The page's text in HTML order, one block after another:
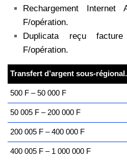
Rechargement
F/opération.
Duplicata reçu
F/opération.
Transfert d’argent sous-régional.
500 F – 50 000 F
50 005 F – 200 000 F
200 005 F – 400 000 F
400 005 F – 1 000 000 F